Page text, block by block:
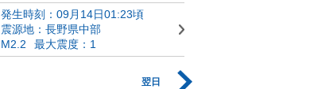
発生時刻：09月14日01:23頃
震源地：長野県中部
M2.2
最大震度：1
翌日